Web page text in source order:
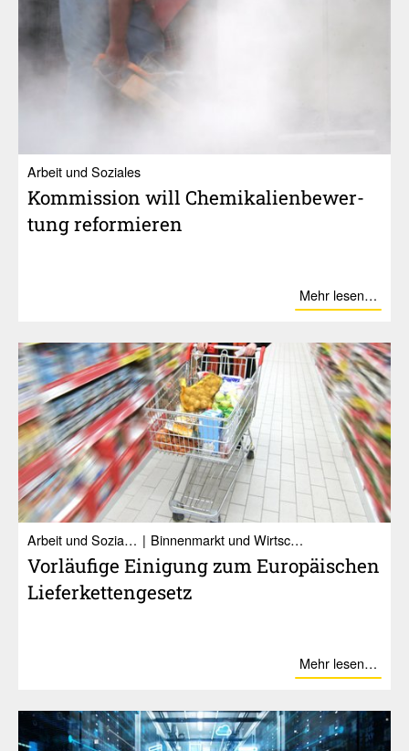
Ar­beit und So­zia­les
Kommis­sion will Chemi­ka­li­en­be­wer­
tung refor­mieren
Mehr lesen…
Ar­beit und So­zia­les Binnenmarkt und Wirtschaft
Vorläu­fige Eini­gung zum Euro­päi­schen
Liefer­ket­ten­ge­setz
Mehr lesen…